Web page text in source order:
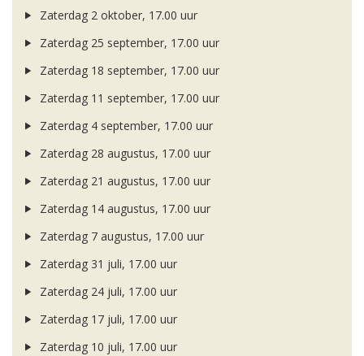
Zaterdag 2 oktober, 17.00 uur
Zaterdag 25 september, 17.00 uur
Zaterdag 18 september, 17.00 uur
Zaterdag 11 september, 17.00 uur
Zaterdag 4 september, 17.00 uur
Zaterdag 28 augustus, 17.00 uur
Zaterdag 21 augustus, 17.00 uur
Zaterdag 14 augustus, 17.00 uur
Zaterdag 7 augustus, 17.00 uur
Zaterdag 31 juli, 17.00 uur
Zaterdag 24 juli, 17.00 uur
Zaterdag 17 juli, 17.00 uur
Zaterdag 10 juli, 17.00 uur